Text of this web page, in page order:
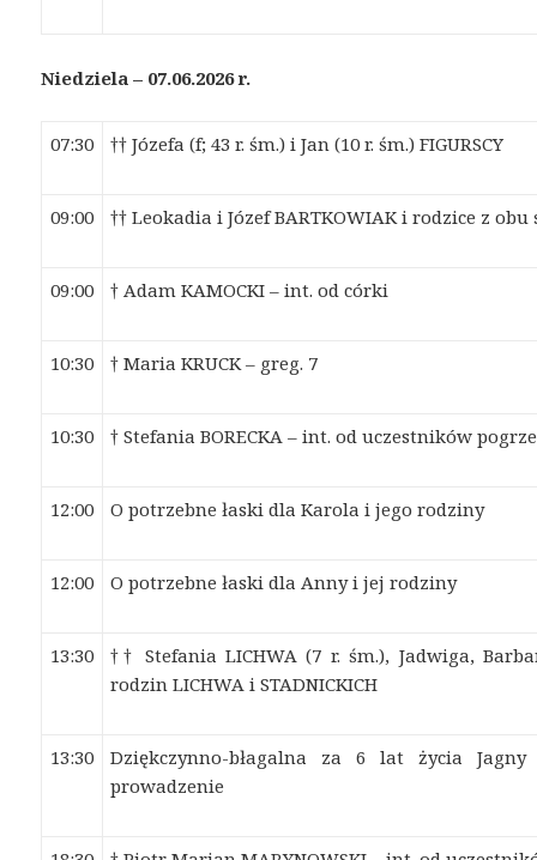
Niedziela – 07.06.2026 r.
07:30 †† Józefa (f; 43 r. śm.) i Jan (10 r. śm.) FIGURSCY
09:00 †† Leokadia i Józef BARTKOWIAK i rodzice z
09:00 † Adam KAMOCKI – int. od córki
10:30 † Maria KRUCK – greg. 7
10:30 † Stefania BORECKA – int. od uczestników
12:00 O potrzebne łaski dla Karola i jego rodziny
12:00 O potrzebne łaski dla Anny i jej rodziny
13:30
†† Stefania LICHWA (7 r. śm.), Jadwiga,
rodzin LICHWA i STADNICKICH
13:30
Dziękczynno-błagalna za 6 lat życia
prowadzenie